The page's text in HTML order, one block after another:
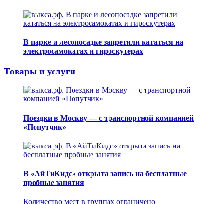
В парке и лесопосадке запретили кататься на
электросамокатах и гироскутерах
Товары и услуги
Поездки в Москву — с транспортной компанией
«Попутчик»
В «АйТиКидс» открыта запись на бесплатные
пробные занятия
Количество мест в группах ограничено